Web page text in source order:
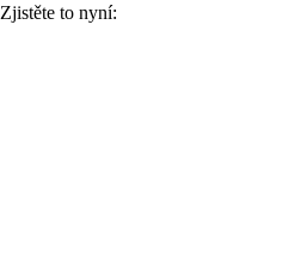
Zjistěte to nyní: